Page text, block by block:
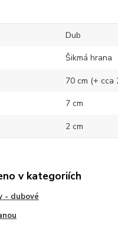
Dub
Šikmá hrana
70 cm (+ cca
7 cm
2 cm
v kategoriích
- dubové